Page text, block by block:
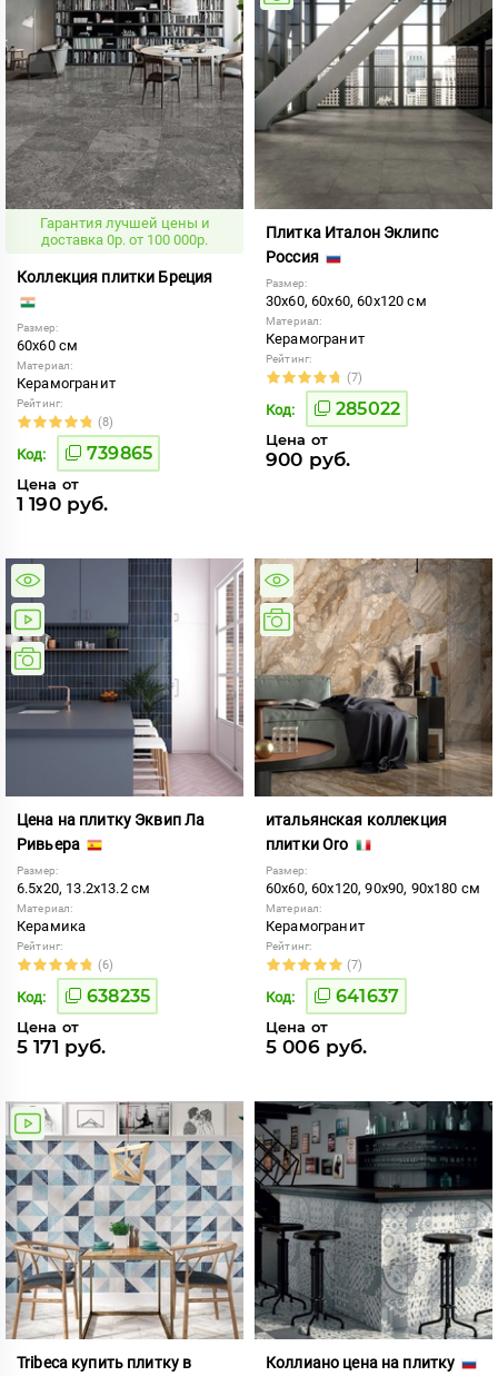
Гарантия лучшей цены и
доставка 0р. от 100 000р.
Коллекция плитки Бреция
Размер:
60x60 см
Материал:
Керамогранит
Рейтинг:
(8)
Код: 739865
Цена от
1 190 руб.
Плитка Италон Эклипс
Россия
Размер:
30x60, 60x60, 60x120 см
Материал:
Керамогранит
Рейтинг:
(7)
Код: 285022
Цена от
900 руб.
Цена на плитку Эквип Ла
Ривьера
Размер:
6.5x20, 13.2x13.2 см
Материал:
Керамика
Рейтинг:
(6)
Код: 638235
Цена от
5 171 руб.
итальянская коллекция
плитки Oro
Размер:
60x60, 60x120, 90x90, 90x180 см
Материал:
Керамогранит
Рейтинг:
(7)
Код: 641637
Цена от
5 006 руб.
Tribeca купить плитку в
Коллиано цена на плитку